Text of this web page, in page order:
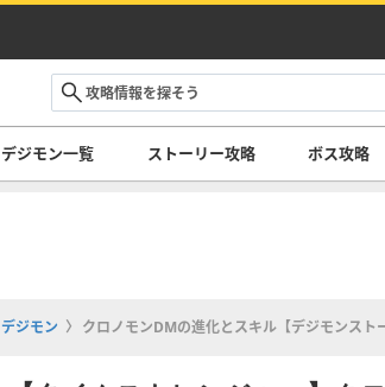
デジモン一覧 ストーリー攻略 ボス攻略
デジモン クロノモンDMの進化とスキル【デジモンスト